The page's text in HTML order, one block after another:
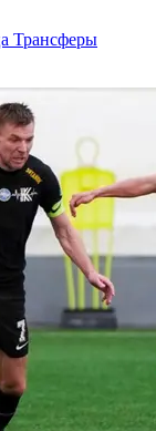
Трансферы